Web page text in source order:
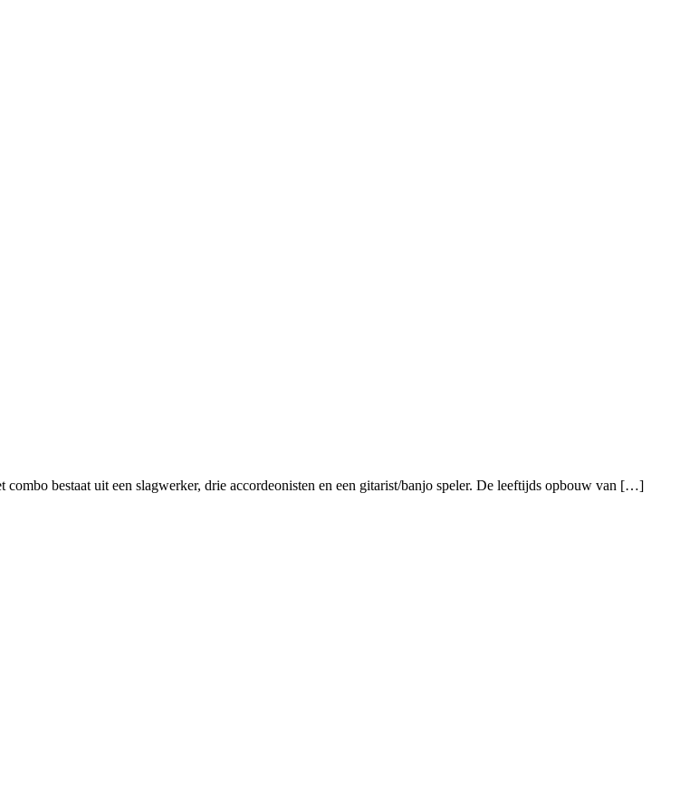
combo bestaat uit een slagwerker, drie accordeonisten en een gitarist/banjo speler. De leeftijds opbouw van […]